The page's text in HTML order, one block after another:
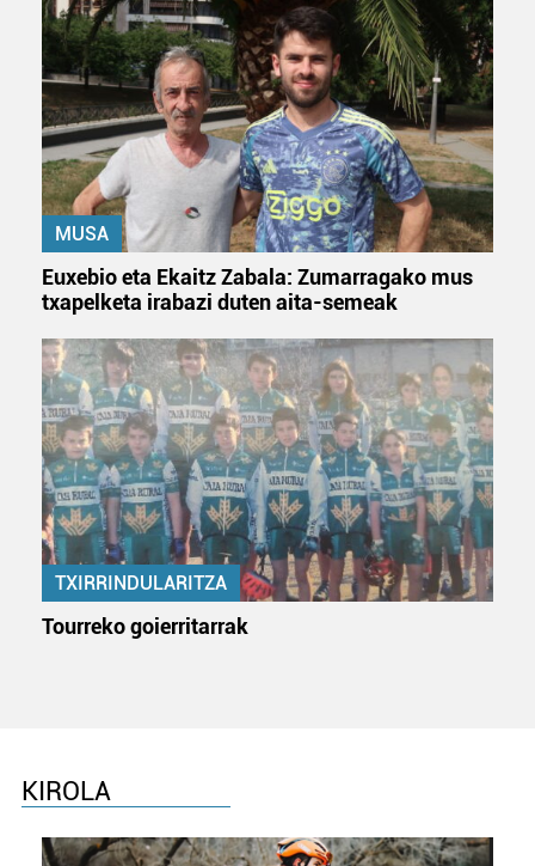
MUSA
Euxebio eta Ekaitz Zabala: Zumarragako mus
txapelketa irabazi duten aita-semeak
TXIRRINDULARITZA
Tourreko goierritarrak
KIROLA